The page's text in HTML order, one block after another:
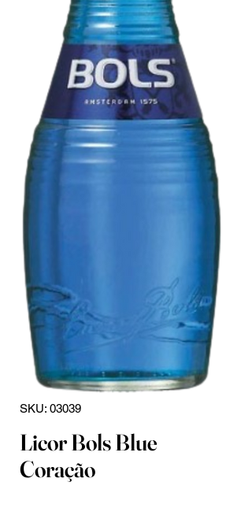
SKU: 03039
Licor Bols Blue
Coração